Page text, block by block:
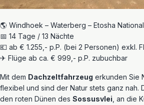
🌎 Windhoek – Waterberg – Etosha
📅 14 Tage / 13 Nächte
💶 ab € 1.255,- p.P. (bei 2 Personen) exkl.
✈ Flüge ab ca. € 999,- p.P. zubuchbar
Mit dem Dachzeltfahrzeug erkunden Sie
flexibel und sind der Natur stets ganz nah.
den roten Dünen des Sossusvlei , an die